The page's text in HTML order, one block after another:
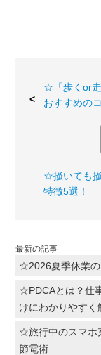
☆「歩くor
おすすめの
☆掻いても
特徴5選！
最新の記事
☆2026夏季休業の
☆PDCAとは？仕
けにわかりやすく
☆旅行中のスマホ
節電術